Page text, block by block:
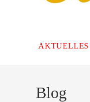
AKTUELLES
Blog